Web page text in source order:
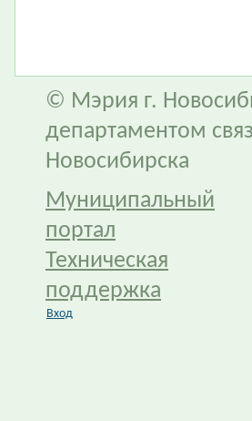
© Мэрия г.
департаментом
Новосибирска
Муниципальный
портал
Техническая
поддержка
Вход